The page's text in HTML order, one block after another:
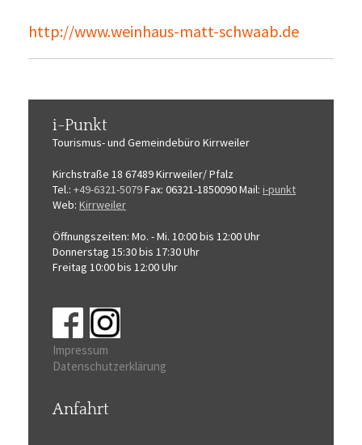
http://www.weinhaus-matt-schwaab.de
i-Punkt
Tourismus-und Gemeindebüro Kirrweiler
Kirchstraße 18 67489 Kirrweiler/ Pfalz
Tel.: +49-6321-5079Fax: 06321-1850090Mail: i-punkt
Web: Kirrweiler
Öffnungszeiten: Mo. - Mi. 10:00 bis 12:00 Uhr
Donnerstag 15:30 bis 17:30 Uhr
Freitag 10:00 bis 12:00 Uhr
Impressum
Datenschutzerklärung
Anfahrt